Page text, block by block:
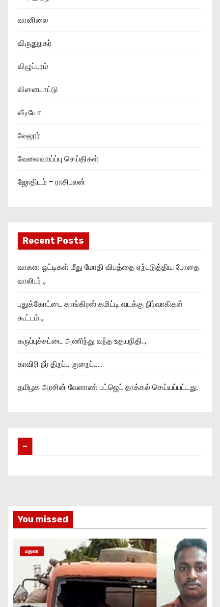
வானிலை
விருதுநகர்
விழுப்புரம்
விளையாட்டு
வீடியோ
வேலூர்
வேலைவாய்ப்பு செய்திகள்
ஜோதிடம் – ராசிபலன்
Recent Posts
வாகன ஓட்டிகள் மீது மோதி விபத்தை ஏற்படுத்திய போதை
வாலிபர்..,
புதுக்கோட்டை காங்கிரஸ் கமிட்டி வடக்கு நிர்வாகிகள்
கூட்டம்..,
கருப்புச்சட்டை அணிந்து வந்த உதயநிதி..,
காவிரி நீர் திறப்பு குறைப்பு…
தமிழக அரசின் வேளாண் பட்ஜெட் தாக்கல் செய்யப்பட்டது.
–
You missed
மதுரை